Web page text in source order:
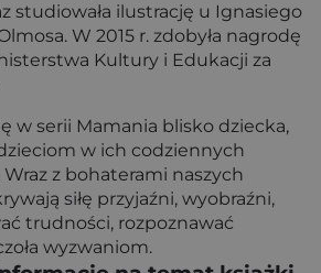
studiowała ilustrację u Ignasiego
W 2015 r. zdobyła nagrodę
Kultury i Edukacji za
w serii Mamania blisko dziecka,
w ich codziennych
z bohaterami naszych
siłę przyjaźni, wyobraźni,
trudności, rozpoznawać
wyzwaniom.